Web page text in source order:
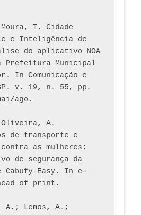
T. Cidade
e Inteligência de
do aplicativo NOA
Prefeitura Municipal
In Comunicação e
SP. v. 19, n. 55, pp.
ago.
Oliveira, A.
de transporte e
as mulheres:
de segurança da
Cabufy-Easy. In e-
of print.
A.; Lemos, A.;